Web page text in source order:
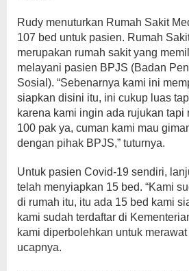
Rudy menuturkan Rumah Sakit
107 bed untuk pasien. Rumah
merupakan rumah sakit yang
melayani pasien BPJS (Badan
Sosial). “Sebenarnya kami ini
siapkan disini itu, ini cukup luas
karena kami ingin ada rujukan tapi
100 pak ya, cuman kami mau
dengan pihak BPJS,” tuturnya.
Untuk pasien Covid-19 sendiri,
telah menyiapkan 15 bed. “Kami
di rumah itu, itu ada 15 bed kami
kami sudah terdaftar di
kami diperbolehkan untuk
ucapnya.